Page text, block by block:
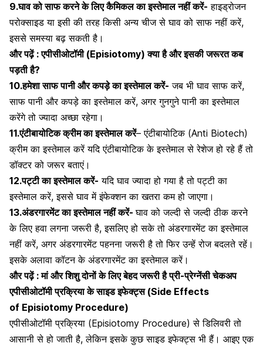
9.घाव को साफ करने के लिए कैमिकल का इस्तेमाल नहीं करें- हाइड्रोजन
परोक्साइड या इसी की तरह किसी अन्य चीज से घाव को साफ नहीं करें,
इससे समस्या बढ़ सकती है।
और पढ़ें :एपीसीओटॉमी (Episiotomy) क्या है और इसकी जरूरत कब
पड़ती है?
10.हमेशा साफ पानी और कपड़े का इस्तेमाल करें- जब भी घाव साफ करें,
साफ पानी और कपड़े का इस्तेमाल करें, अगर गुनगुने पानी का इस्तेमाल
करेंगे तो ज्यादा अच्छा रहेगा।
11.एंटीबायोटिक क्रीम का इस्तेमाल करें–एंटीबायोटिक (Anti Biotech)
क्रीम का इस्तेमाल करें यदि एंटीबायोटिक के इस्तेमाल से रेशेज हो रहे हैं तो
डॉक्टर को जरूर बताएं।
12.पट्टी का इस्तेमाल करें- यदि घाव ज्यादा हो गया है तो पट्टी का
इस्तेमाल करें, इससे घाव में इंफेक्शन का खतरा कम हो जाएगा।
13.अंडरगारमेंटका इस्तेमाल नहीं करें-घाव को जल्दी से जल्दी ठीक करने
के लिए हवा लगना जरूरी है, इसलिए हो सके तो अंडरगारमेंट का इस्तेमाल
नहीं करें, अगर अंडरगारमेंट पहनना जरूरी है तो फिर उन्हें रोज बदलते रहें।
इसके अलावा कॉटन के अंडरगारमेंट का इस्तेमाल करें।
और पढ़ें :मां और शिशु दोनों के लिए बेहद जरूरी है प्री-प्रेग्नेंसी चेकअप
एपीसीओटॉमी प्रक्रिया के साइड इफेक्ट्स (Side Effects
of Episiotomy Procedure)
एपीसीओटॉमी प्रक्रिया (Episiotomy Procedure) से डिलिवरी तो
आसानी से हो जाती है, लेकिन इसके कुछ साइड इफेक्ट्स भी हैं। आइए एक